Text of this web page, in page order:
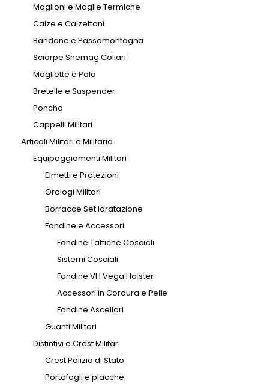
Maglioni e Maglie Termiche
Calze e Calzettoni
Bandane e Passamontagna
Sciarpe Shemag Collari
Magliette e Polo
Bretelle e Suspender
Poncho
Cappelli Militari
Articoli Militari e Militaria
Equipaggiamenti Militari
Elmetti e Protezioni
Orologi Militari
Borracce Set Idratazione
Fondine e Accessori
Fondine Tattiche Cosciali
Sistemi Cosciali
Fondine VH Vega Holster
Accessori in Cordura e Pelle
Fondine Ascellari
Guanti Militari
Distintivi e Crest Militari
Crest Polizia di Stato
Portafogli e placche